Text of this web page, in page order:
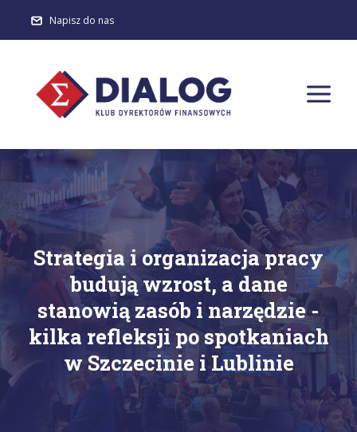
Napisz do nas
Strategia i organizacja pracy
budują wzrost, a dane
stanowią zasób i narzędzie -
kilka refleksji po spotkaniach
w Szczecinie i Lublinie